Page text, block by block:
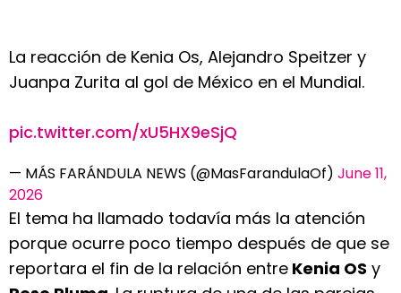
La reacción de Kenia Os, Alejandro Speitzer y
Juanpa Zurita al gol de México en el Mundial.
pic.twitter.com/xU5HX9eSjQ
— MÁS FARÁNDULA NEWS (@MasFarandulaOf) June 11,
2026
El tema ha llamado todavía más la atención
porque ocurre poco tiempo después de que se
reportara el fin de la relación entre Kenia OS y